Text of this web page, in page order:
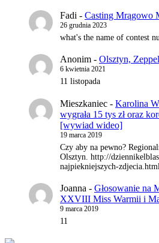
Fadi - Casting Mrągowo
26 grudnia 2023
what's the name of contest
Anonim - Olsztyn,
6 kwietnia 2021
11 listopada
Mieszkaniec - Karolina
wygrała 15 tys zł oraz
[wywiad wideo]
19 marca 2019
Czy aby na pewno?
Olsztyn. http://
najpiekniejszych-
Joanna - Głosowanie na
XXVIII Miss Warmii i
9 marca 2019
11